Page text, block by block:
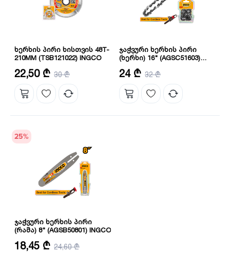
ხერხის პირი ხისთვის 48T-
210MM (TSB121022) INGCO
შპინდელის ზომა: 30 მმ
ზომა: 210 მმ
22,50 ₾ 30 ₾
ჯაჭვური ხერხის პირი
(ხერხი) 16" (AGSC51603)
ზომა: 16" მმ
24 ₾ 32 ₾
25%
ჯაჭვური ხერხის პირი
(რამა) 8" (AGSB50801) INGCO
სიგრძე: 8"
18,45 ₾ 24,60 ₾